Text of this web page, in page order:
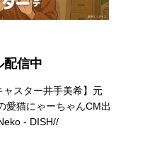
信中
ャスター井手美希】元
愛猫にゃーちゃんCM出
- DISH//